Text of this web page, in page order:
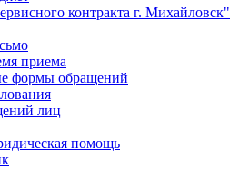
контракта г. Михайловск"
приема
формы обращений
лиц
помощь